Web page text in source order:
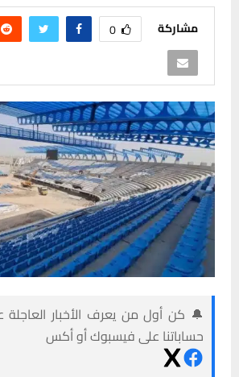
مشاركة 0
🔔 كن أول من يعرف الأخبار العاجلة
حساباتنا على فيسبوك أو أكس